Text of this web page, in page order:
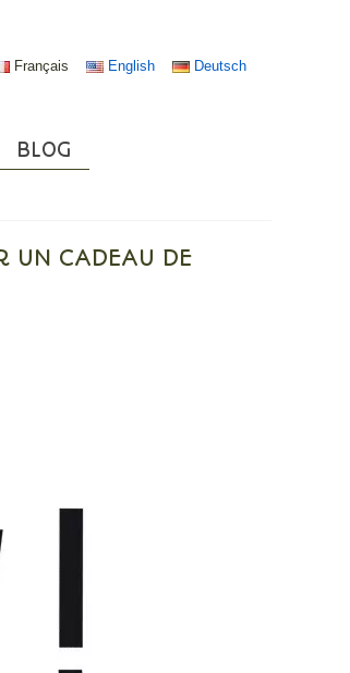
Français English Deutsch
BLOG
UN CADEAU DE